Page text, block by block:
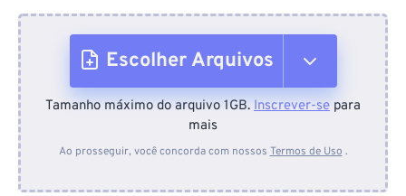
Escolher Arquivos
Do dispositivo
Tamanho máximo do arquivo 1GB. Inscrever-se para
mais
Ao prosseguir, você concorda com nossos Termos de Uso .